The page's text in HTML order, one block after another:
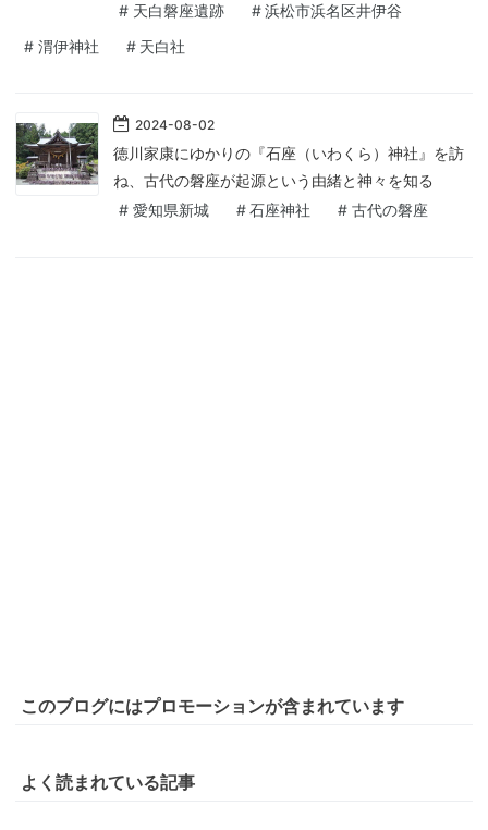
# 天白磐座遺跡 # 浜松市浜名区井伊谷
# 渭伊神社 # 天白社
2024-08-02
徳川家康にゆかりの『石座（いわくら）神社』を訪
ね、古代の磐座が起源という由緒と神々を知る
# 愛知県新城 # 石座神社 # 古代の磐座
このブログにはプロモーションが含まれています
よく読まれている記事